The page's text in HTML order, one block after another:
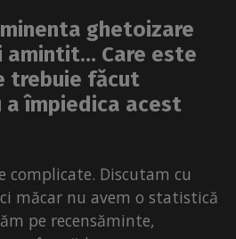
ghetoizare
amintit… Care este
trebuie făcut
împiedica acest
complicate. Discutam cu
măcar nu avem o statistică
pe recensăminte,